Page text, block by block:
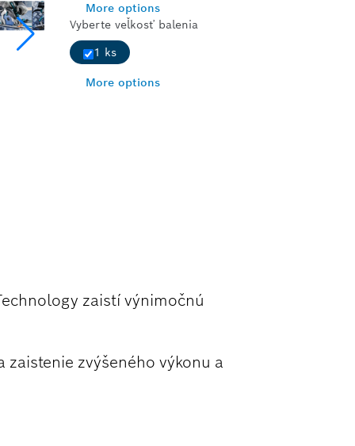
More options
Vyberte veľkosť balenia
1 ks
More options
zaistí výnimočnú
zvýšeného výkonu a